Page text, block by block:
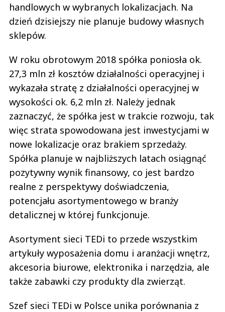
handlowych w wybranych lokalizacjach. Na
dzień dzisiejszy nie planuje budowy własnych
sklepów.
W roku obrotowym 2018 spółka poniosła ok.
27,3 mln zł kosztów działalności operacyjnej i
wykazała stratę z działalności operacyjnej w
wysokości ok. 6,2 mln zł. Należy jednak
zaznaczyć, że spółka jest w trakcie rozwoju, tak
więc strata spowodowana jest inwestycjami w
nowe lokalizacje oraz brakiem sprzedaży.
Spółka planuje w najbliższych latach osiągnąć
pozytywny wynik finansowy, co jest bardzo
realne z perspektywy doświadczenia,
potencjału asortymentowego w branży
detalicznej w której funkcjonuje.
Asortyment sieci TEDi to przede wszystkim
artykuły wyposażenia domu i aranżacji wnętrz,
akcesoria biurowe, elektronika i narzędzia, ale
także zabawki czy produkty dla zwierząt.
Szef sieci TEDi w Polsce unika porównania z